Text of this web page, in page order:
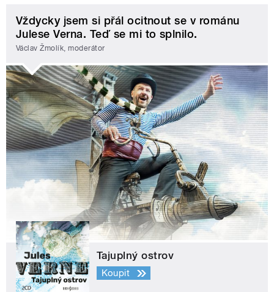
Vždycky jsem si přál ocitnout se v románu
Julese Verna. Teď se mi to splnilo.
Václav Žmolík, moderátor
Tajuplný ostrov
Koupit